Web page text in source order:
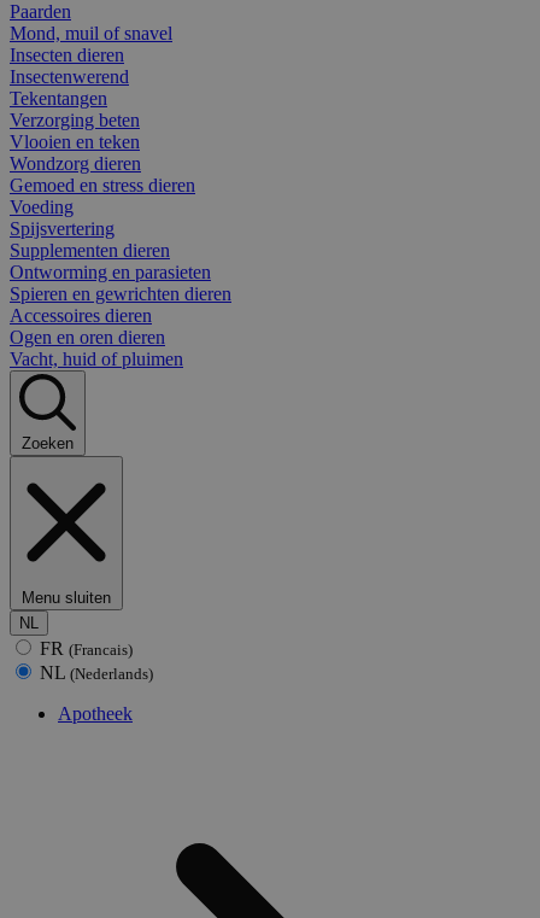
Paarden
Mond, muil of snavel
Insecten dieren
Insectenwerend
Tekentangen
Verzorging beten
Vlooien en teken
Wondzorg dieren
Gemoed en stress dieren
Voeding
Spijsvertering
Supplementen dieren
Ontworming en parasieten
Spieren en gewrichten dieren
Accessoires dieren
Ogen en oren dieren
Vacht, huid of pluimen
Zoeken
Menu sluiten
NL
FR (Francais)
NL (Nederlands)
Apotheek